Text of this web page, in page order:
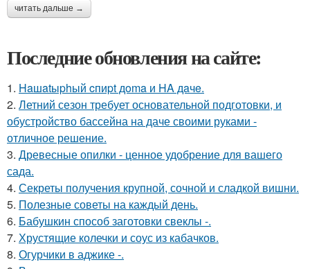
читать дальше →
Последние обновления на сайте:
1. Haшatыphый cпиpt дoma и HA дaчe.
2. Летний сезон требует основательной подготовки, и
обустройство бассейна на даче своими руками -
отличное решение.
3. Древесные опилки - ценное удобрение для вашего
сада.
4. Секреты получения крупной, сочной и сладкой вишни.
5. Полезные советы на каждый день.
6. Бабушкин способ заготовки свеклы -.
7. Хрустящие колечки и соус из кабачков.
8. Огурчики в аджике -.